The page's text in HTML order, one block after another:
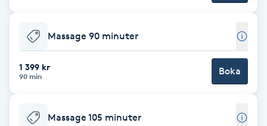
Brynfärgning
Bröllopsuppsättning
Massage 90 minuter
1 399 kr
90 min Boka
Massage 105 minuter